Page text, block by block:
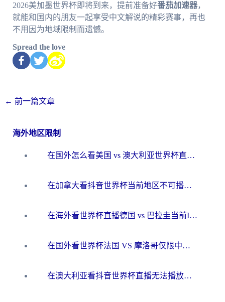
2026美加墨世界杯即将到来，提前准备好番茄加速器，
就能和国内的朋友一起享受中文解说的精彩赛事，再也
不用因为地域限制而遗憾。
Spread the love
← 前一篇文章
海外地区限制
在国外怎么看美国 vs 澳大利亚世界杯直播？海外党必藏的中文解说观赛指南
在加拿大看抖音世界杯当前地区不可播放？海外党体育观赛终极指南
在海外看世界杯直播德国 vs 巴拉圭当前IP受限制？这篇指南帮你轻松解决地区限制
在国外看世界杯法国 VS 摩洛哥仅限中国大陆？别让地域限制拦下你的欢呼
在澳大利亚看抖音世界杯直播无法播放？海外党体育观赛终极指南来了！